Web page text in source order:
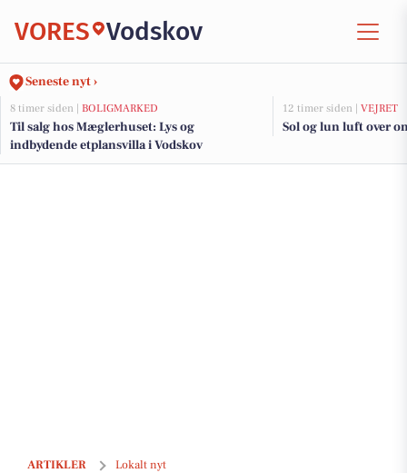
VORES Vodskov
Seneste nyt ›
8 timer siden | BOLIGMARKED
Til salg hos Mæglerhuset: Lys og
indbydende etplansvilla i Vodskov
12 timer siden | VEJRET
Sol og lun luft over
ARTIKLER Lokalt nyt
Julemanden tænder juletræet og sætter gang i julen i Aalborg med